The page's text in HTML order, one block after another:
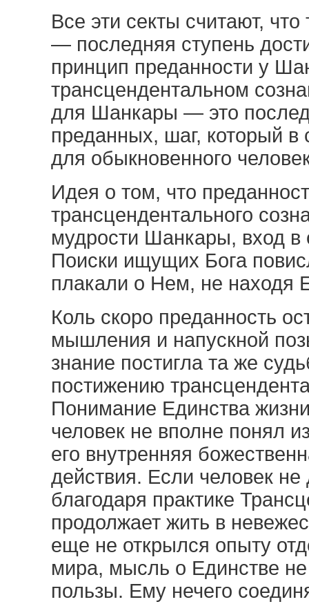
Все эти секты считают,
— последняя ступень
принцип преданности у
трансцендентальном
для Шанкары — это
преданных, шаг, который в
для обыкновенного
Идея о том, что
трансцендентального
мудрости Шанкары, вход в
Поиски ищущих Бога
плакали о Нем, не находя
Коль скоро преданность
мышления и напускной
знание постигла та же
постижению
Понимание Единства
человек не вполне понял
его внутренняя
действия. Если человек
благодаря практике
продолжает жить в
еще не открылся опыту
мира, мысль о Единстве
пользы. Ему нечего